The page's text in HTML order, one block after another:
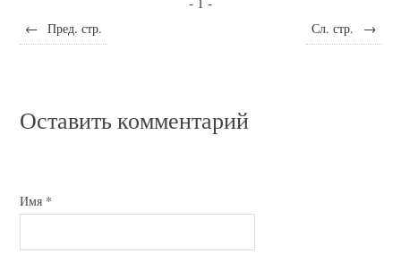
← Пред. стр. Сл. стр. →
Оставить комментарий
Имя *